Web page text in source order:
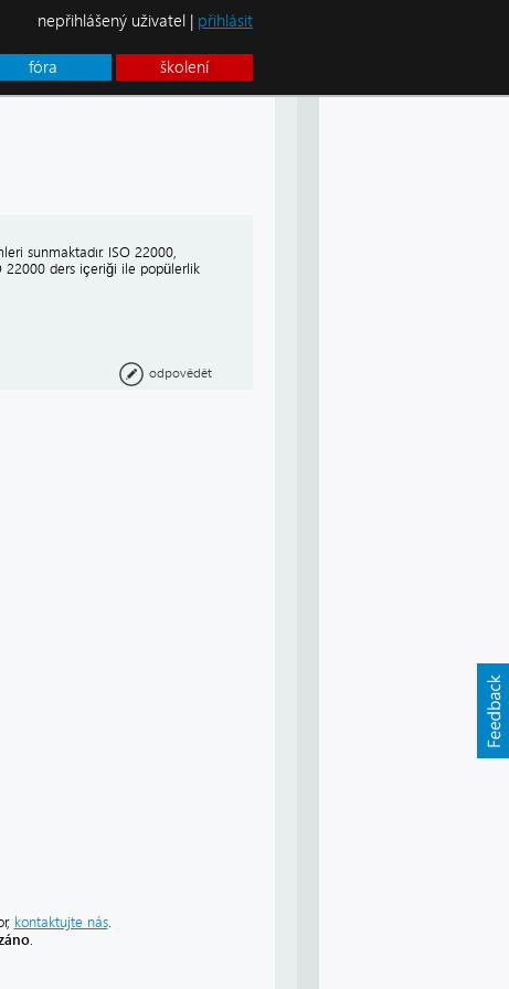
fóra školení
nepřihlášený uživatel | přihlásit
sunmaktadır. ISO 22000,
22000 ders içeriği ile popülerlik
odpovědět
kontaktujte nás.
.